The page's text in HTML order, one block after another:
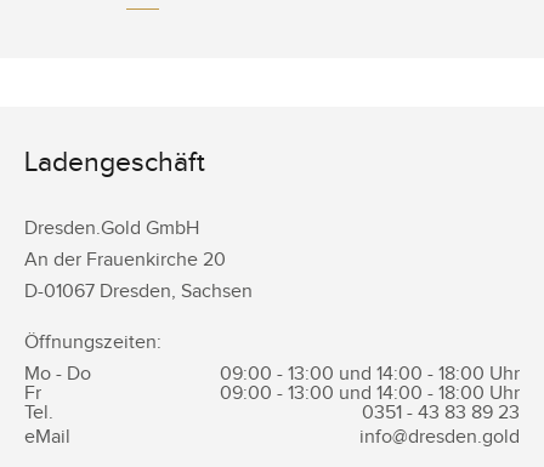
Ladengeschäft
Dresden.Gold GmbH
An der Frauenkirche 20
D-01067 Dresden, Sachsen
Öffnungszeiten:
Mo - Do
09:00 - 13:00 und 14:00 - 18:00 Uhr
Fr
09:00 - 13:00 und 14:00 - 18:00 Uhr
Tel.
0351 - 43 83 89 23
eMail
info@dresden.gold